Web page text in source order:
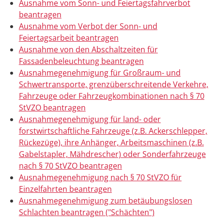
Ausnahme vom Sonn- und Feiertagsfahrverbot
beantragen
Ausnahme vom Verbot der Sonn- und
Feiertagsarbeit beantragen
Ausnahme von den Abschaltzeiten für
Fassadenbeleuchtung beantragen
Ausnahmegenehmigung für Großraum- und
Schwertransporte, grenzüberschreitende Verkehre,
Fahrzeuge oder Fahrzeugkombinationen nach § 70
StVZO beantragen
Ausnahmegenehmigung für land- oder
forstwirtschaftliche Fahrzeuge (z.B. Ackerschlepper,
Rückezüge), ihre Anhänger, Arbeitsmaschinen (z.B.
Gabelstapler, Mähdrescher) oder Sonderfahrzeuge
nach § 70 StVZO beantragen
Ausnahmegenehmigung nach § 70 StVZO für
Einzelfahrten beantragen
Ausnahmegenehmigung zum betäubungslosen
Schlachten beantragen ("Schächten")